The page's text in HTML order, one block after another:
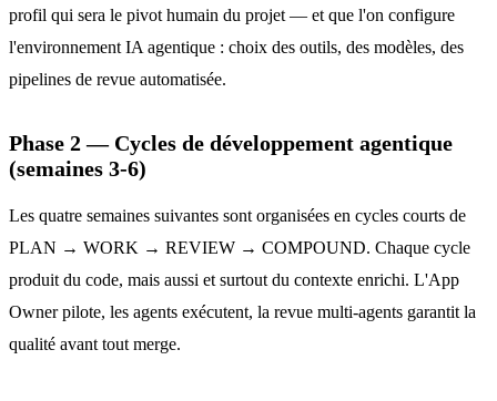
profil qui sera le pivot humain du projet — et que l'on configure
l'environnement IA agentique : choix des outils, des modèles, des
pipelines de revue automatisée.
Phase 2 — Cycles de développement agentique
(semaines 3-6)
Les quatre semaines suivantes sont organisées en cycles courts de
PLAN → WORK → REVIEW → COMPOUND. Chaque cycle
produit du code, mais aussi et surtout du contexte enrichi. L'App
Owner pilote, les agents exécutent, la revue multi-agents garantit la
qualité avant tout merge.